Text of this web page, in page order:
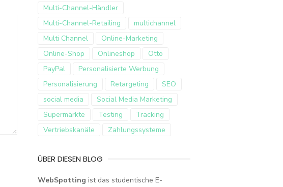
Multi-Channel-Händler
Multi-Channel-Retailing
multichannel
Multi Channel
Online-Marketing
Online-Shop
Onlineshop
Otto
PayPal
Personalisierte Werbung
Personalisierung
Retargeting
SEO
social media
Social Media Marketing
Supermärkte
Testing
Tracking
Vertriebskanäle
Zahlungssysteme
ÜBER DIESEN BLOG
WebSpotting ist das studentische E-